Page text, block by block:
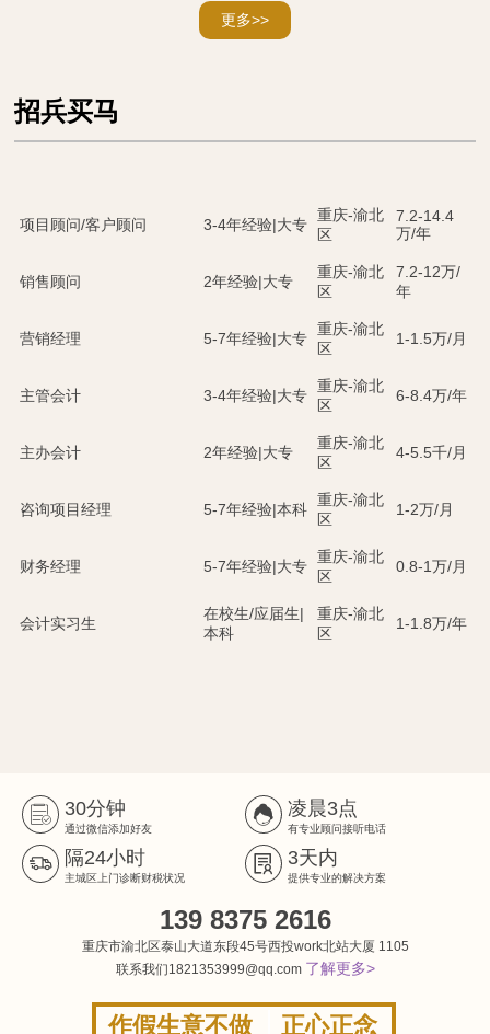
更多>>
招兵买马
项目顾问/客户顾问 3-4年经验|大专
重庆-渝北
区
7.2-14.4
万/年
销售顾问 2年经验|大专
重庆-渝北
区
7.2-12万/
年
营销经理 5-7年经验|大专
重庆-渝北
区
1-1.5万/月
主管会计 3-4年经验|大专
重庆-渝北
区
6-8.4万/年
主办会计 2年经验|大专
重庆-渝北
区
4-5.5千/月
咨询项目经理 5-7年经验|本科
重庆-渝北
区
1-2万/月
财务经理 5-7年经验|大专
重庆-渝北
区
0.8-1万/月
会计实习生
在校生/应届生|
本科
重庆-渝北
区
1-1.8万/年
30分钟
通过微信添加好友
凌晨3点
有专业顾问接听电话
隔24小时
主城区上门诊断财税状况
3天内
提供专业的解决方案
139 8375 2616
重庆市渝北区泰山大道东段45号西投work北站大厦 1105
联系我们1821353999@qq.com 了解更多>
作假生意不做 正心正念